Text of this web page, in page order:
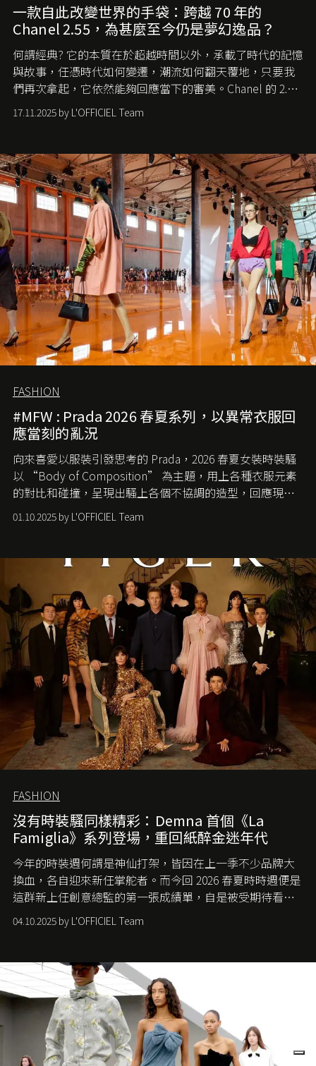
一款自此改變世界的手袋：跨越 70 年的
Chanel 2.55，為甚麼至今仍是夢幻逸品？
何謂經典? 它的本質在於超越時間以外，承載了時代的記憶
與故事，任憑時代如何變遷，潮流如何翻天覆地，只要我
們再次拿起，它依然能夠回應當下的審美。Chanel 的 2.55
手袋更是這樣存在，自問世至今，一直有着舉足輕重的地
位。如果說每個女生的第一個夢想手袋是 Chanel，那 2.55
愛它的雋永與優雅。那麼這個手袋是怎麼誕生的呢？又為
甚麼取名叫 2.55 ？今天就由《L'Officiel HK》帶你穿越流金
歲月，回顧 2.55 的誕生故事。
17.11.2025 by L'OFFICIEL Team
FASHION
#MFW : Prada 2026 春夏系列，以異常衣服回
應當刻的亂況
向來喜愛以服裝引發思考的 Prada，2026 春夏女裝時裝騷
以 “Body of Composition” 為主題，用上各種衣服元素
的對比和碰撞，呈現出騷上各個不協調的造型，回應現今
社會各種資訊、文化超載的現象。
01.10.2025 by L'OFFICIEL Team
FASHION
沒有時裝騷同樣精彩：Demna 首個《La
Famiglia》系列登場，重回紙醉金迷年代
今年的時裝週何謂是神仙打架，皆因在上一季不少品牌大
換血，各自迎來新任掌舵者。而今回 2026 春夏時時週便是
這群新上任創意總監的第一張成績單，自是被受期待看他
們如何各顯神通。意大利老牌 Gucci 在過去幾個季度業績
難已救回，開雲集團任命成功曾翻轉 Balenciaga 的愛將
團市值一日蒸發 30 億美元，大眾擔心走得太前的 Demna
會忽略品牌的美學基礎，最後變成三不像。而從剛剛推出
的首作所造成的話題及關注度，我們便知道 Demna 沒這麼
簡單，一個嶄新的 Gucci 時代已經展開！
04.10.2025 by L'OFFICIEL Team